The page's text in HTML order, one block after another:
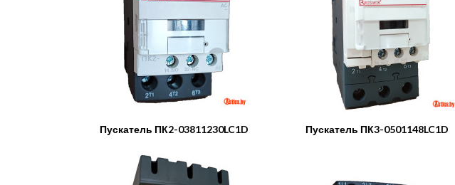
Пускатель ПК2-03811230LC1D Пускатель ПК3-0501148LC1D